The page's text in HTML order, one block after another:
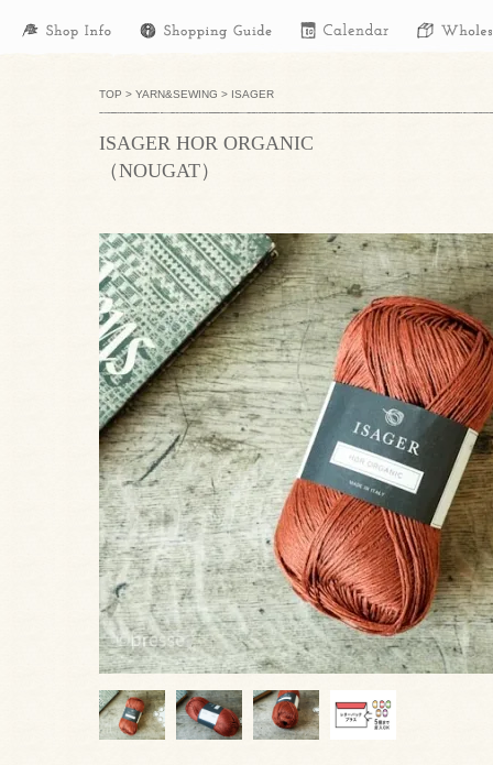
TOP > YARN&SEWING > ISAGER
ISAGER HOR ORGANIC
（NOUGAT）